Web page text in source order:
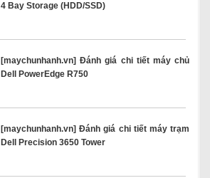
4 Bay Storage (HDD/SSD)
[maychunhanh.vn] Đánh giá chi tiết máy chủ
Dell PowerEdge R750
[maychunhanh.vn] Đánh giá chi tiết máy trạm
Dell Precision 3650 Tower